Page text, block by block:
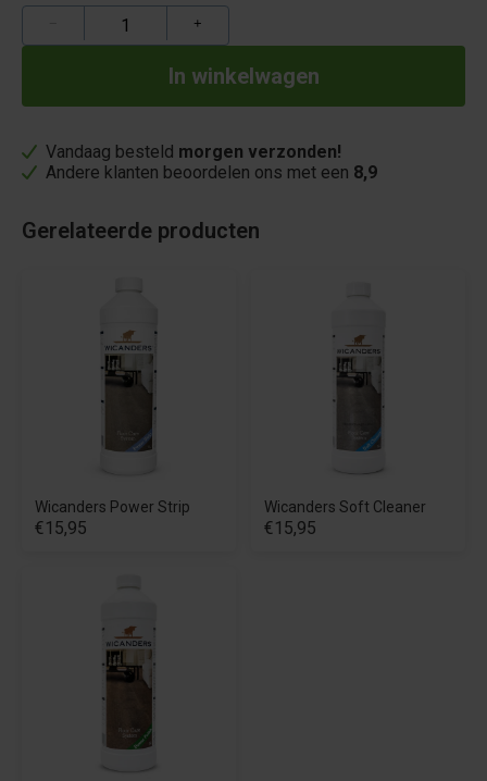
+
Vandaag besteld morgen verzonden!
Andere klanten beoordelen ons met een 8,9
Gerelateerde producten
Wicanders Power Strip
€15,95
Wicanders Soft Cleaner
€15,95